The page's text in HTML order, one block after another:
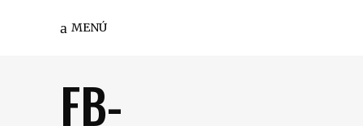
MENÚ
FB-